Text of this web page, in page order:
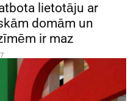
lietotāju ar
domām un
ir maz